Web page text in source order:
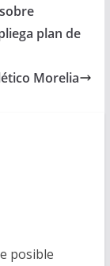
plan de
Morelia
posible